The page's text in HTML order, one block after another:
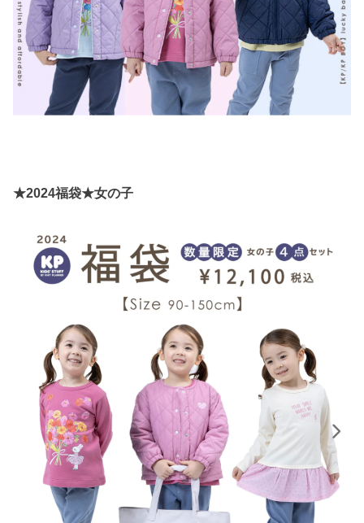
★2024福袋★女の子